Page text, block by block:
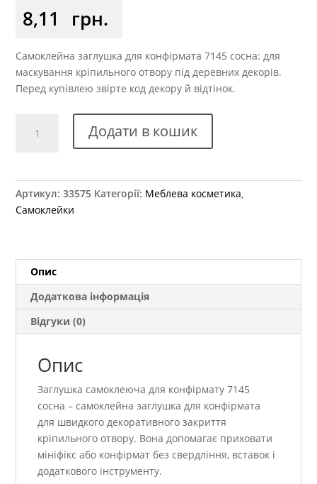
8,11 грн.
Самоклейна заглушка для конфірмата 7145 сосна: для
маскування кріпильного отвору під деревних декорів.
Перед купівлею звірте код декору й відтінок.
самоклеюча
сосна
Додати в кошик
Артикул:33575 Категорії: Меблева косметика
Самоклейки
Опис
Додаткова інформація
Відгуки (0)
Опис
Заглушка самоклеюча для конфірмату 7145
сосна – самоклейна заглушка для конфірмата
для швидкого декоративного закриття
кріпильного отвору. Вона допомагає приховати
мініфікс або конфірмат без свердління, вставок і
додаткового інструменту.